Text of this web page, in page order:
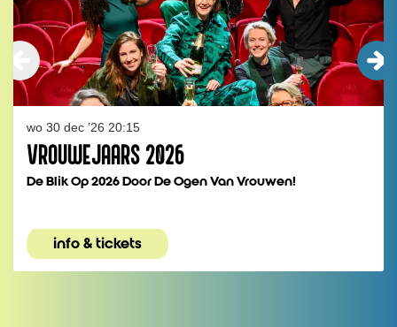
VROUWEJAARS 2026
De Blik Op 2026 Door De Ogen Van Vrouwen!
wo 30 dec ’26 20:15
info & tickets